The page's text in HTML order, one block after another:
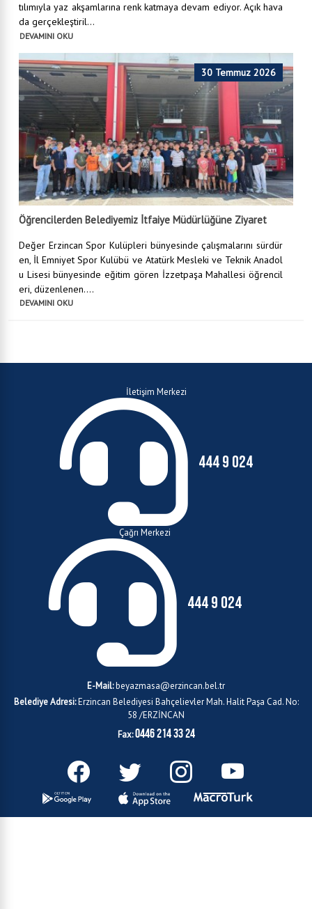
tılımıyla yaz akşamlarına renk katmaya devam ediyor. Açık hava
da gerçekleştiril...
DEVAMINI OKU
30 Temmuz 2026
Öğrencilerden Belediyemiz İtfaiye Müdürlüğüne Ziyaret
Değer Erzincan Spor Kulüpleri bünyesinde çalışmalarını sürdür
en, İl Emniyet Spor Kulübü ve Atatürk Mesleki ve Teknik Anadol
u Lisesi bünyesinde eğitim gören İzzetpaşa Mahallesi öğrencil
eri, düzenlenen....
DEVAMINI OKU
İletişim Merkezi
444 9 024
Çağrı Merkezi
444 9 024
E-Mail:beyazmasa@erzincan.bel.tr
Belediye Adresi:Erzincan Belediyesi Bahçelievler Mah. Halit Paşa Cad. No:
58 /ERZİNCAN
Fax:0446 214 33 24